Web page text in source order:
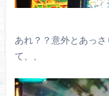
あれ？？意外とあっ
て、、